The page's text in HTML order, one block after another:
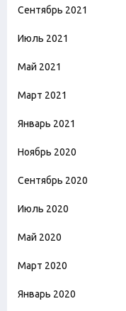
Сентябрь 2021
Июль 2021
Май 2021
Март 2021
Январь 2021
Ноябрь 2020
Сентябрь 2020
Июль 2020
Май 2020
Март 2020
Январь 2020